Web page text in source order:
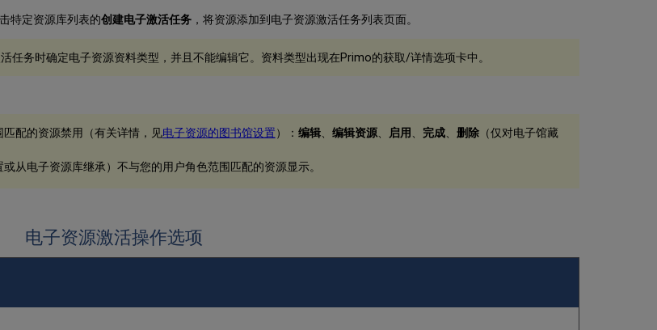
特定资源库列表的创建电子激活任务 ，将资源添加到电子资源激活任务列表页面。
任务时确定电子资源资料类型，并且不能编辑它。资料类型出现在Primo的获取/详情选项卡中。
配的资源禁用（有关详情，见电子资源的图书馆设置）： 编辑、 编辑资源、 启用 、 完成、 删除（仅对电子馆藏
从电子资源库继承）不与您的用户角色范围匹配的资源显示。
电子资源激活操作选项